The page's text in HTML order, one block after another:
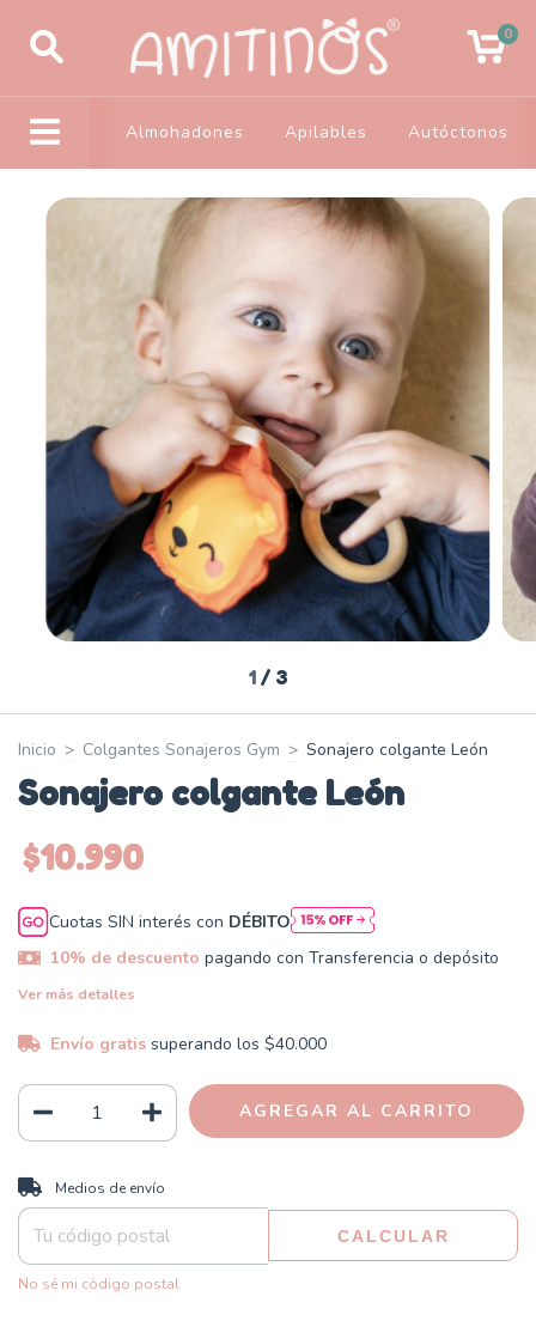
0
Almohadones Apilables Autóctonos
1 / 3
Inicio > Colgantes Sonajeros Gym > Sonajero colgante León
Sonajero colgante León
$10.990
Cuotas SIN interés con DÉBITO
10% de descuento pagando con Transferencia o depósito
Ver más detalles
Envío gratis superando los $40.000
Entregas para el CP:
Medios de envío
CALCULAR
No sé mi código postal